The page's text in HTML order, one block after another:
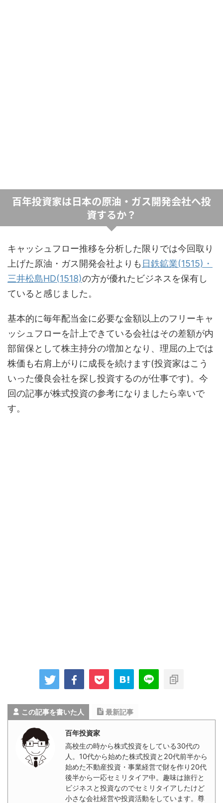
百年投資家は日本の原油・ガス開発会社へ投
資するか？
キャッシュフロー推移を分析した限りでは今回取り
上げた原油・ガス開発会社よりも 日鉄鉱業(1515)・
三井松島HD(1518)の方が優れたビジネスを保有し
ていると感じました。
基本的に毎年配当金に必要な金額以上のフリーキャ
ッシュフローを計上できている会社はその差額が内
部留保として株主持分の増加となり、理屈の上では
株価も右肩上がりに成長を続けます(投資家はこう
いった優良会社を探し投資するのが仕事です)。今
回の記事が株式投資の参考になりましたら幸いで
す。
この記事を書いた人 最新記事
百年投資家
高校生の時から株式投資をしている30代の
人。10代から始めた株式投資と20代前半から
始めた不動産投資・事業経営で財を作り20代
後半から一応セミリタイア中。趣味は旅行と
ビジネスと投資なのでセミリタイアしたけど
小さな会社経営や投資活動をしています。尊